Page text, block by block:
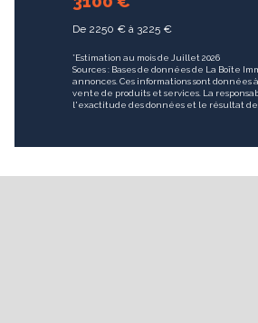
De 2250 € à 3225 €
*Estimation au mois de Juillet 2026
Sources : Bases de données de La Boîte
annonces. Ces informations sont
vente de produits et services. La
l'exactitude des données et le résultat